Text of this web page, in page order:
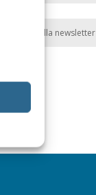
Iscriviti alla newsletter